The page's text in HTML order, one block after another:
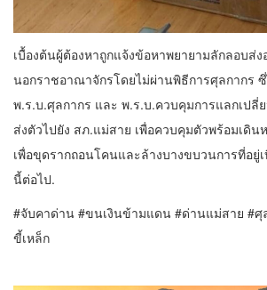
เบื้องต้นผู้ต้องหาถูกแจ้งข้อหาพยายามลักลอบส่ง
นอกราชอาณาจักรโดยไม่ผ่านพิธีการศุลกากร
พ.ร.บ.ศุลกากร และ พ.ร.บ.ควบคุมการแลกเปลี่
ส่งตัวไปยัง สภ.แม่สาย เพื่อควบคุมตัวพร้อมเดิ
เพื่อขุดรากถอนโคนและล้างบางขบวนการที่อยู่
นี้ต่อไป.
#จับคาด่าน #ขนเงินข้ามแดน #ด่านแม่สาย #ศุ
ขี้เหล็ก